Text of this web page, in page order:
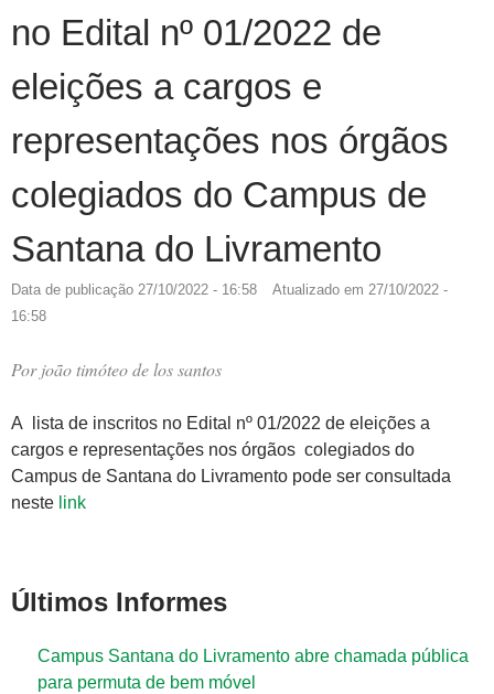
no Edital nº 01/2022 de
eleições a cargos e
representações nos órgãos
colegiados do Campus de
Santana do Livramento
Data de publicação 27/10/2022 - 16:58 Atualizado em 27/10/2022 -
16:58
Por joão timóteo de los santos
A lista de inscritos no Edital nº 01/2022 de eleições a
cargos e representações nos órgãos colegiados do
Campus de Santana do Livramento pode ser consultada
neste link
Últimos Informes
Campus Santana do Livramento abre chamada pública
para permuta de bem móvel